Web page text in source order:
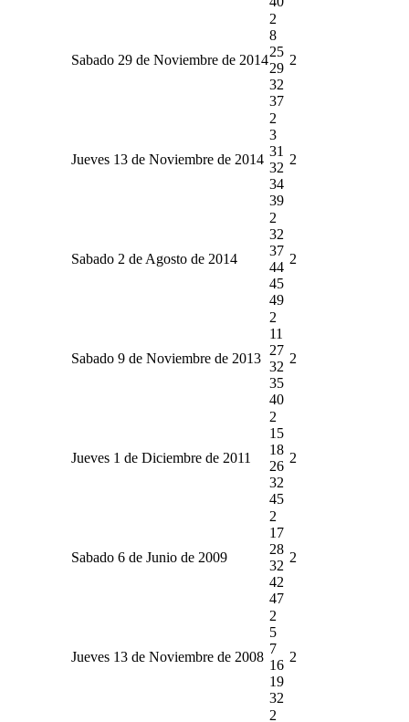
Sabado 29 de Noviembre de 2014
2
8
25
29
32
37
2
Jueves 13 de Noviembre de 2014
2
3
31
32
34
39
2
Sabado 2 de Agosto de 2014
2
32
37
44
45
49
2
Sabado 9 de Noviembre de 2013
2
11
27
32
35
40
2
Jueves 1 de Diciembre de 2011
2
15
18
26
32
45
2
Sabado 6 de Junio de 2009
2
17
28
32
42
47
2
Jueves 13 de Noviembre de 2008
2
5
7
16
19
32
2
2